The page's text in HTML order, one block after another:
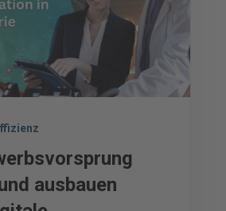
ausbauen